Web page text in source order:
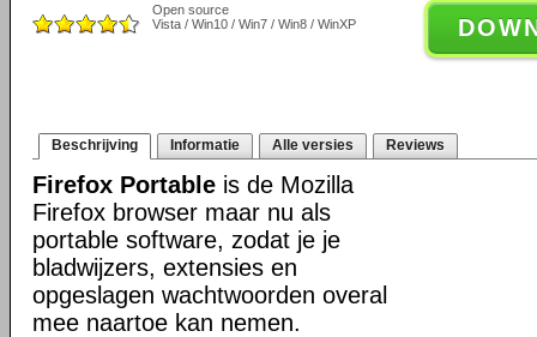
Open source
Vista / Win10 / Win7 / Win8 / WinXP
Beschrijving Informatie Alle versies Reviews
Firefox Portable is de Mozilla
Firefox browser maar nu als
portable software, zodat je je
bladwijzers, extensies en
opgeslagen wachtwoorden overal
mee naartoe kan nemen.